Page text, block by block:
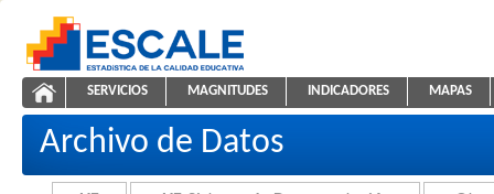
ESCALE - Unidad de Estadística Educativa
Archivo de Datos
NAVEGACIÓN
SERVICIOS MAGNITUDES INDICADORES MAPAS
Archivo de Datos